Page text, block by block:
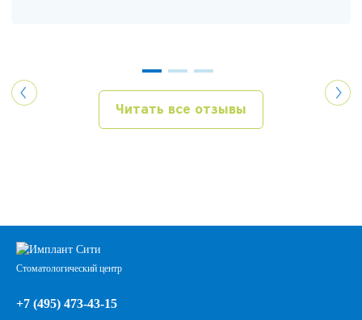
Читать все отзывы
Стоматологический центр
+7 (495) 473-43-15